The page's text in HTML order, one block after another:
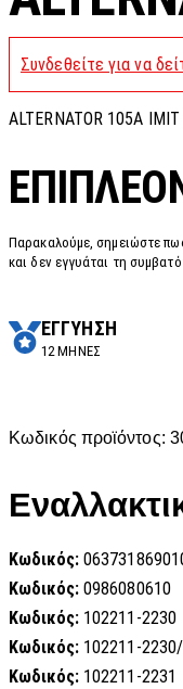
Συνδεθείτε για να
ALTERNATOR 105A
Παρακαλούμε, σημειώστε
και δεν εγγυάται τη
ΕΓΓΥΗΣΗ
12 ΜΗΝΕΣ
Κωδικός προϊόντος:
Κωδικός:
Κωδικός: 0986080610
Κωδικός: 102211-2230
Κωδικός: 102211-
Κωδικός: 102211-2231